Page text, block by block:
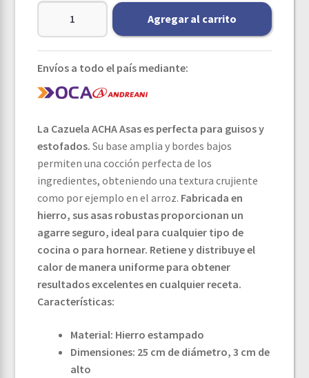
Agregar al carrito
Envíos a todo el país mediante:
La Cazuela ACHA Asas es perfecta para guisos y
estofados.Su base amplia y bordes bajos
permiten una cocción perfecta de los
ingredientes, obteniendo una textura crujiente
como por ejemplo en el arroz. Fabricada en
hierro, sus asas robustas proporcionan un
agarre seguro, ideal para cualquier tipo de
cocina o para hornear. Retiene y distribuye el
calor de manera uniforme para obtener
resultados excelentes en cualquier receta.
Características:
Material: Hierro estampado
Dimensiones: 25 cm de diámetro, 3 cm de
alto